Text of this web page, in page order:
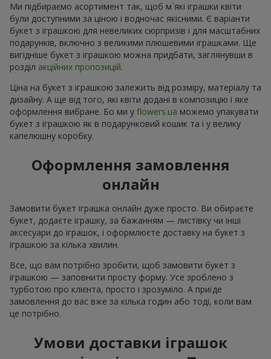
Ми підбираємо асортимент так, щоб м`які іграшки квіти
були доступними за ціною і водночас якісними. Є варіанти
букет з іграшкою для невеликих сюрпризів і для масштабних
подарунків, включно з великими плюшевими іграшками. Ще
вигідніше букет з іграшкою можна придбати, заглянувши в
розділ акційних пропозицій.
Ціна на букет з іграшкою залежить від розміру, матеріалу та
дизайну. А ще від того, які квіти додані в композицію і яке
оформлення вибране. Бо ми у flowers.ua можемо упакувати
букет з іграшкою як в подарунковий кошик та і у велику
капелюшну коробку.
Оформлення замовлення
онлайн
Замовити букет іграшка онлайн дуже просто. Ви обираєте
букет, додаєте іграшку, за бажанням — листівку чи інші
аксесуари до іграшок, і оформлюєте доставку на букет з
іграшкою за кілька хвилин.
Все, що вам потрібно зробити, щоб замовити букет з
іграшкою — заповнити просту форму. Усе зроблено з
турботою про клієнта, просто і зрозуміло. А приїде
замовлення до вас вже за кілька годин або тоді, коли вам
це потрібно.
Умови доставки іграшок